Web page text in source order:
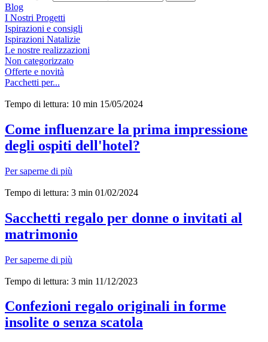
Blog
I Nostri Progetti
Ispirazioni e consigli
Ispirazioni Natalizie
Le nostre realizzazioni
Non categorizzato
Offerte e novità
Pacchetti per...
Tempo di lettura: 10 min 15/05/2024
Come influenzare la prima impressione
degli ospiti dell'hotel?
Per saperne di più
Tempo di lettura: 3 min 01/02/2024
Sacchetti regalo per donne o invitati al
matrimonio
Per saperne di più
Tempo di lettura: 3 min 11/12/2023
Confezioni regalo originali in forme
insolite o senza scatola